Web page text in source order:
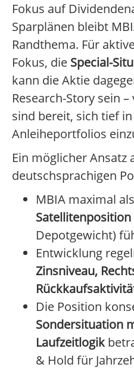
Fokus auf
Sparplänen bleibt
Randthema. Für
Fokus, die Special-
kann die Aktie
Research-Story sein
sind bereit, sich tief
Anleiheportfolios
Ein möglicher Ansatz
deutschsprachigen
MBIA maximal als
Satellitenposition
Depotgewicht)
Entwicklung
Zinsniveau,
Die Position
Sondersituation
Laufzeitlogik
& Hold für